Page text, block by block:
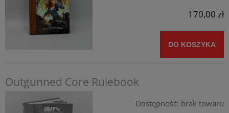
170,00 zł
DO KOSZYKA
Outgunned Core Rulebook
Dostępność: brak towaru